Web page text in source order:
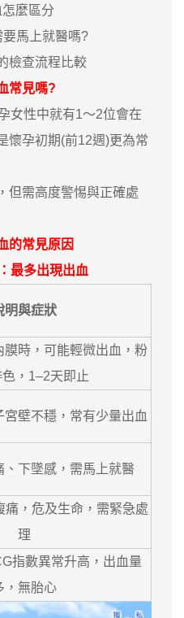
麼區分
馬上就醫嗎?
查流程比較
常見嗎?
性中就有1～2位會在
懷孕初期(前12週)更為常
需高度警惕與正確處
的常見原因
最多出現出血
明與症狀
膜時，可能輕微出血，粉
色，1–2天即止
壁不穩，常有少量出血
、下墜感，需馬上就醫
痛，危及生命，需緊急處
理
指數異常升高，出血量
，無胎心